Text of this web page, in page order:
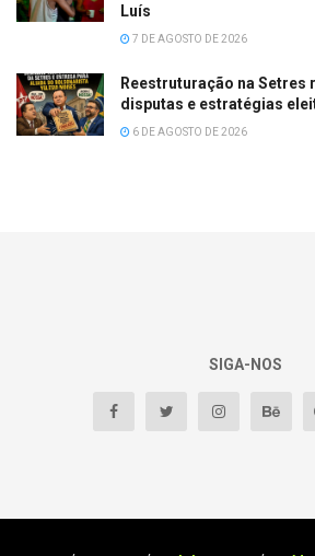
Luís
7 DE AGOSTO DE 2026
Reestruturação na Setres
disputas e estratégias
6 DE AGOSTO DE 2026
SIGA-NOS